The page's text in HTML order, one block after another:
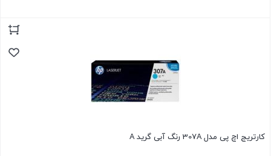
کارتریج اچ پی مدل 307A رنگ آبی گرید A